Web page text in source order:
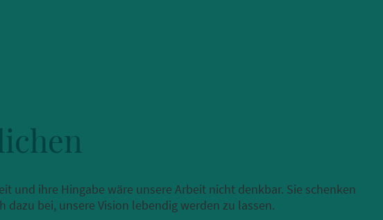
und ihre Hingabe wäre unsere Arbeit nicht denkbar. Sie schenken
bei, unsere Vision lebendig werden zu lassen.